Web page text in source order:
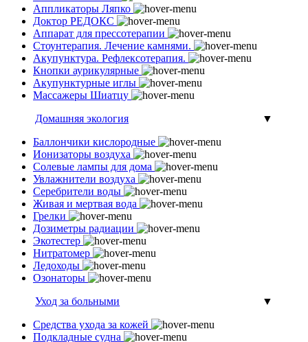
Аппликаторы Ляпко
Доктор РЕДОКС
Аппарат для прессотерапии
Стоунтерапия. Лечение камнями.
Акупунктура. Рефлексотерапия.
Кнопки аурикулярные
Акупунктурные иглы
Массажеры Шиатцу
Домашняя экология
▼
Баллончики кислородные
Ионизаторы воздуха
Солевые лампы для дома
Увлажнители воздуха
Серебрители воды
Живая и мертвая вода
Грелки
Дозиметры радиации
Экотестер
Нитратомер
Ледоходы
Озонаторы
Уход за больными
▼
Средства ухода за кожей
Подкладные судна